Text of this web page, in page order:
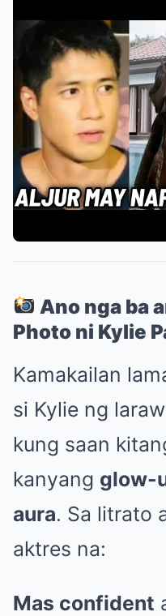
Ano nga ba
Photo ni Kylie
Kamakailan
si Kylie ng
kung saan
kanyang glow-
aura. Sa litrato
aktres na:
Mas confident